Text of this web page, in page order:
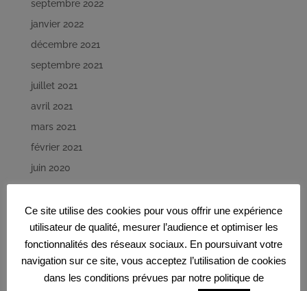
septembre 2022
janvier 2022
décembre 2021
septembre 2021
juillet 2021
avril 2021
mars 2021
février 2021
juin 2020
avril 2020
mars 2020
février 2020
Ce site utilise des cookies pour vous offrir une expérience
utilisateur de qualité, mesurer l’audience et optimiser les
fonctionnalités des réseaux sociaux. En poursuivant votre
navigation sur ce site, vous acceptez l’utilisation de cookies
dans les conditions prévues par notre politique de